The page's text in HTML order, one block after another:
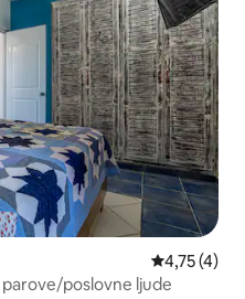
Prosječna
4,75 (4)
poslovne ljude